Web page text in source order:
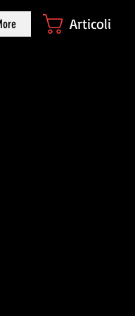
Articoli